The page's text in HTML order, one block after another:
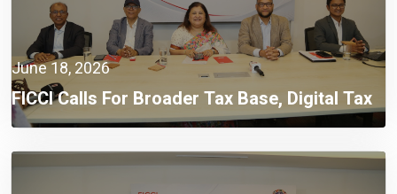
June 18, 2026
FICCI Calls For Broader Tax Base, Digital Tax
Administration, And Competitive Investment
Climate